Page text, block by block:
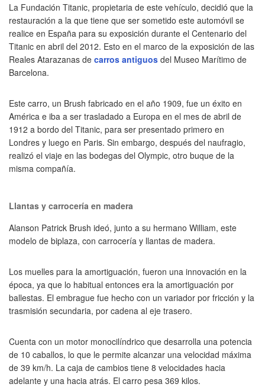
La Fundación Titanic, propietaria de este vehículo, decidió que la
restauración a la que tiene que ser sometido este automóvil se
realice en España para su exposición durante el Centenario del
Titanic en abril del 2012. Esto en el marco de la exposición de las
Reales Atarazanas de carros antiguos del Museo Marítimo de
Barcelona.
Este carro, un Brush fabricado en el año 1909, fue un éxito en
América e iba a ser trasladado a Europa en el mes de abril de
1912 a bordo del Titanic, para ser presentado primero en
Londres y luego en Paris. Sin embargo, después del naufragio,
realizó el viaje en las bodegas del Olympic, otro buque de la
misma compañía.
Llantas y carrocería en madera
Alanson Patrick Brush ideó, junto a su hermano William, este
modelo de biplaza, con carrocería y llantas de madera.
Los muelles para la amortiguación, fueron una innovación en la
época, ya que lo habitual entonces era la amortiguación por
ballestas. El embrague fue hecho con un variador por fricción y la
trasmisión secundaria, por cadena al eje trasero.
Cuenta con un motor monocilíndrico que desarrolla una potencia
de 10 caballos, lo que le permite alcanzar una velocidad máxima
de 39 km/h. La caja de cambios tiene 8 velocidades hacia
adelante y una hacia atrás. El carro pesa 369 kilos.